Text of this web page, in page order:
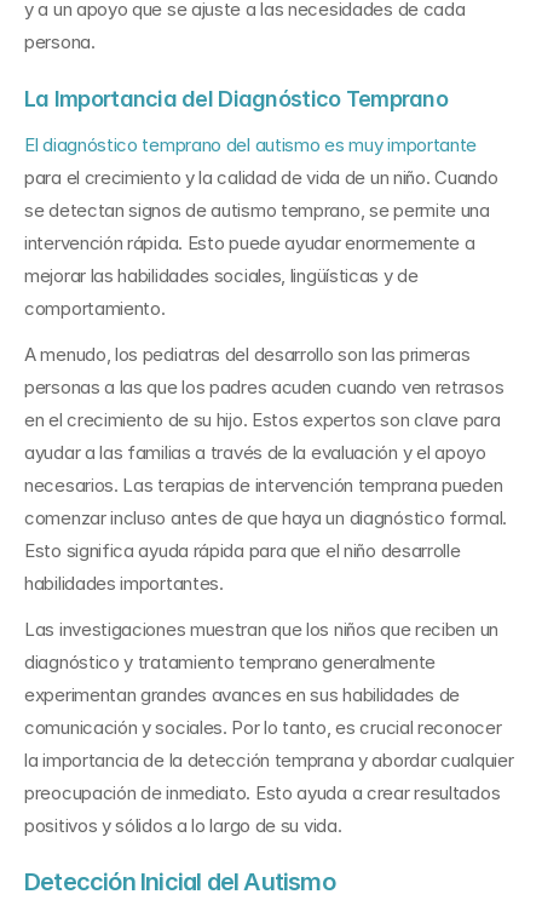
y a un apoyo que se ajuste a las necesidades de cada
persona.
La Importancia del Diagnóstico Temprano
El diagnóstico temprano del autismo es muy importante
para el crecimiento y la calidad de vida de un niño. Cuando
se detectan signos de autismo temprano, se permite una
intervención rápida. Esto puede ayudar enormemente a
mejorar las habilidades sociales, lingüísticas y de
comportamiento.
A menudo, los pediatras del desarrollo son las primeras
personas a las que los padres acuden cuando ven retrasos
en el crecimiento de su hijo. Estos expertos son clave para
ayudar a las familias a través de la evaluación y el apoyo
necesarios. Las terapias de intervención temprana pueden
comenzar incluso antes de que haya un diagnóstico formal.
Esto significa ayuda rápida para que el niño desarrolle
habilidades importantes.
Las investigaciones muestran que los niños que reciben un
diagnóstico y tratamiento temprano generalmente
experimentan grandes avances en sus habilidades de
comunicación y sociales. Por lo tanto, es crucial reconocer
la importancia de la detección temprana y abordar cualquier
preocupación de inmediato. Esto ayuda a crear resultados
positivos y sólidos a lo largo de su vida.
Detección Inicial del Autismo